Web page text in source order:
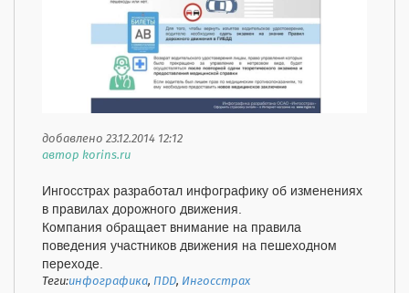
добавлено 23.12.2014 12:12
автор korins.ru
Ингосстрах разработал инфографику об изменениях
в правилах дорожного движения.
Компания обращает внимание на правила
поведения участников движения на пешеходном
переходе.
Теги:инфографика, ПДД, Ингосстрах